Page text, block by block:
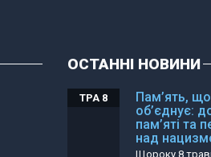
ОСТАННІ НОВИНИ
Пам’ять, що
об’єднує:
пам’яті та
над
ТРА 8
Щороку 8